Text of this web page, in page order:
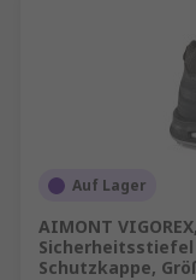
EN-Normen sind
Weg, um
Sicherheitsschuhe
Informationen
Auf Lager
AIMONT
Schutzkappe,